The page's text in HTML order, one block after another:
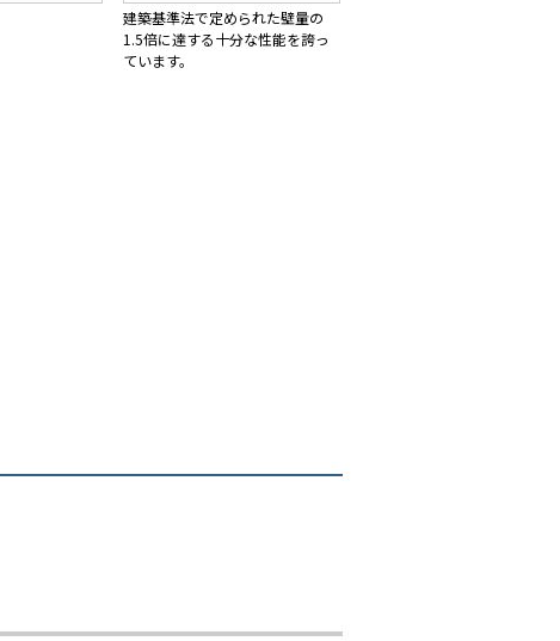
建築基準法で定められた壁量の
1.5倍に達する十分な性能を誇っ
ています。